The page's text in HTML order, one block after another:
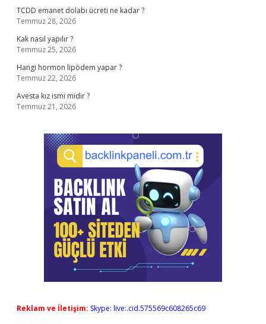
TCDD emanet dolabı ücreti ne kadar ?
Temmuz 28, 2026
Kak nasıl yapılır ?
Temmuz 25, 2026
Hangi hormon lipödem yapar ?
Temmuz 22, 2026
Avesta kız ismi midir ?
Temmuz 21, 2026
Reklam ve İletişim: Skype: live:.cid.575569c608265c69